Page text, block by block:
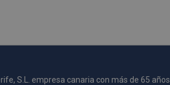
S.L. empresa canaria con más de 65 años